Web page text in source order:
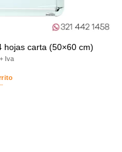
hojas carta (50×60 cm)
+ Iva